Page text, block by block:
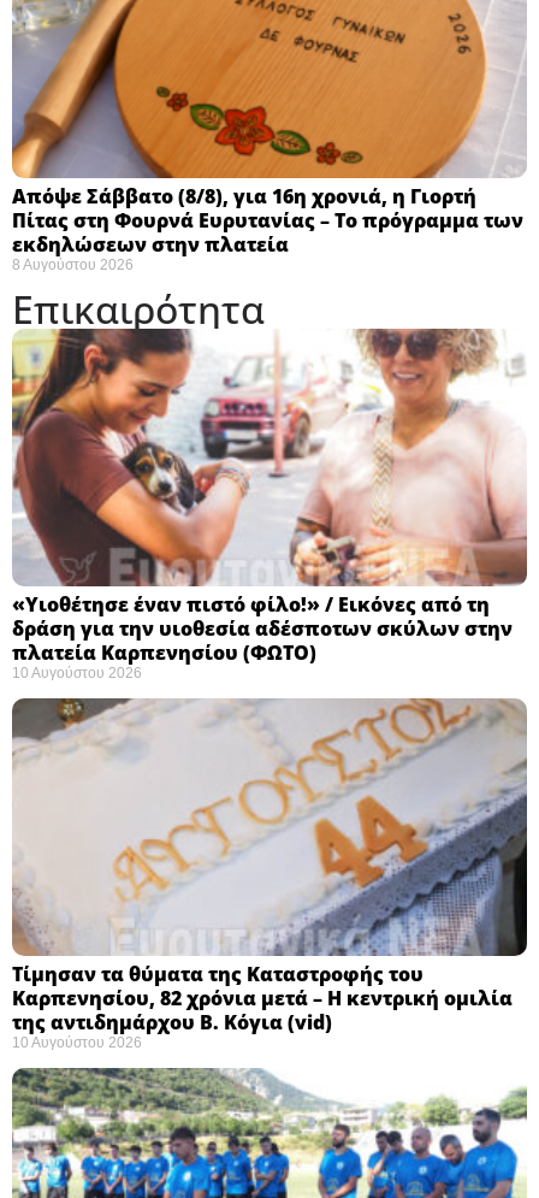
Απόψε Σάββατο (8/8), για 16η χρονιά, η Γιορτή
Πίτας στη Φουρνά Ευρυτανίας – Το πρόγραμμα των
εκδηλώσεων στην πλατεία
8 Αυγούστου 2026
Επικαιρότητα
«Υιοθέτησε έναν πιστό φίλο!» / Εικόνες από τη
δράση για την υιοθεσία αδέσποτων σκύλων στην
πλατεία Καρπενησίου (ΦΩΤΟ)
10 Αυγούστου 2026
Τίμησαν τα θύματα της Καταστροφής του
Καρπενησίου, 82 χρόνια μετά – Η κεντρική ομιλία
της αντιδημάρχου Β. Κόγια (vid)
10 Αυγούστου 2026